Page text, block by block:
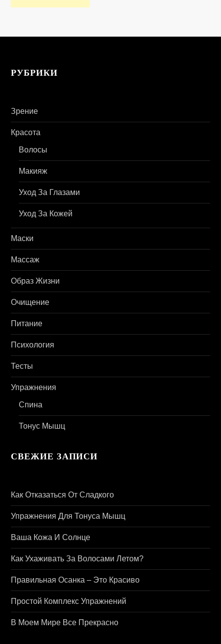
РУБРИКИ
Зрение
Красота
Волосы
Макияж
Уход За Глазами
Уход За Кожей
Маски
Массаж
Образ Жизни
Очищение
Питание
Психология
Тесты
Упражнения
Спина
Тонус Мышц
СВЕЖИЕ ЗАПИСИ
Как Отказаться От Сладкого
Упражнения Для Тонуса Мышц
Ваша Кожа И Солнце
Как Ухаживать За Волосами Летом?
Правильная Осанка – Это Красиво
Простой Комплекс Упражнений
В Моем Мире Все Прекрасно